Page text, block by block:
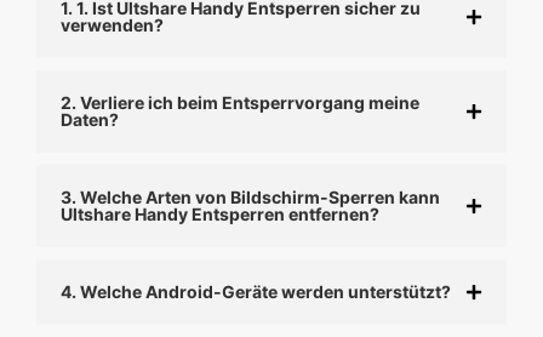
1. 1. Ist Ultshare Handy Entsperren sicher zu
verwenden?
2. Verliere ich beim Entsperrvorgang meine
Daten?
3. Welche Arten von Bildschirm-Sperren kann
Ultshare Handy Entsperren entfernen?
4. Welche Android-Geräte werden unterstützt?